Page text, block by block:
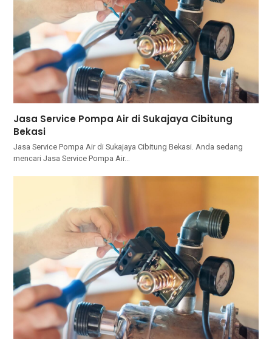
Jasa Service Pompa Air di Sukajaya Cibitung
Bekasi
Jasa Service Pompa Air di Sukajaya Cibitung Bekasi. Andа ѕеdаng
mencari Jasa Service Pompa Air…